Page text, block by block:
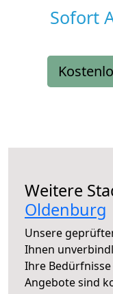
Sofort
Weitere
Oldenburg
Unsere
Ihnen
Ihre
Angebote sind